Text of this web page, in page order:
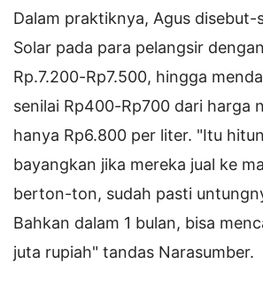
Dalam praktiknya, Agus disebut-
Solar pada para pelangsir
Rp.7.200-Rp7.500, hingga
senilai Rp400-Rp700 dari harga
hanya Rp6.800 per liter. "Itu
bayangkan jika mereka jual ke
berton-ton, sudah pasti
Bahkan dalam 1 bulan, bisa
juta rupiah" tandas Narasumber.